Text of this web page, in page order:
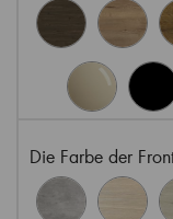
Die Farbe der